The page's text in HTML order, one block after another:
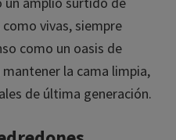
un amplio surtido
como vivas, siempre
como un oasis de
la cama
de última